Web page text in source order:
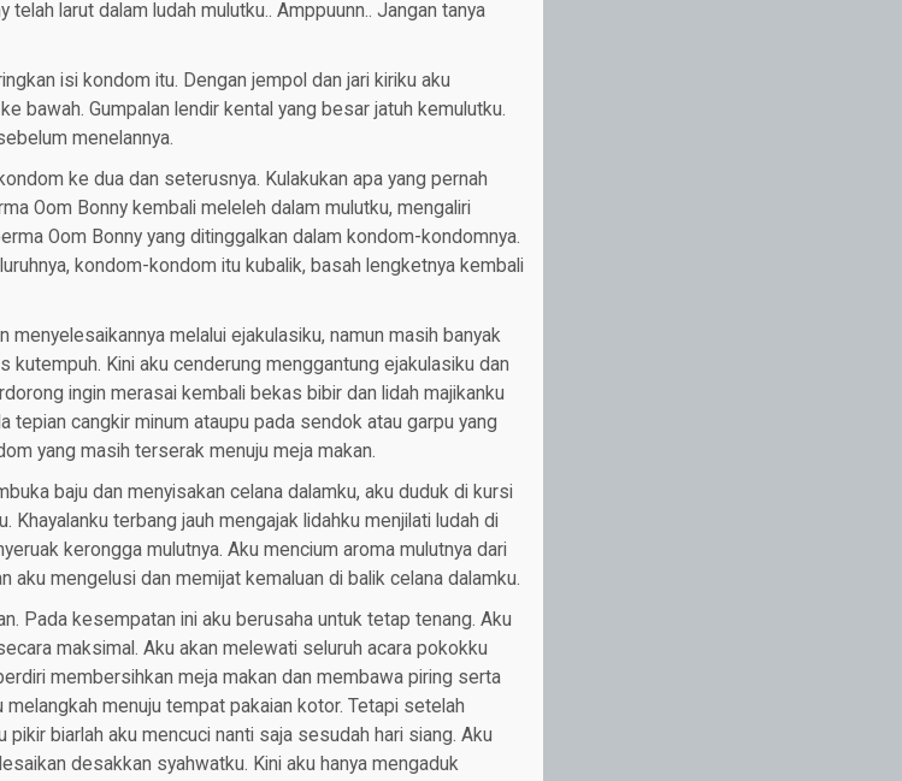
telah larut dalam ludah mulutku.. Amppuunn.. Jangan tanya
isi kondom itu. Dengan jempol dan jari kiriku aku
bawah. Gumpalan lendir kental yang besar jatuh kemulutku.
menelannya.
ke dua dan seterusnya. Kulakukan apa yang pernah
Oom Bonny kembali meleleh dalam mulutku, mengaliri
Oom Bonny yang ditinggalkan dalam kondom-kondomnya.
kondom-kondom itu kubalik, basah lengketnya kembali
menyelesaikannya melalui ejakulasiku, namun masih banyak
kutempuh. Kini aku cenderung menggantung ejakulasiku dan
ingin merasai kembali bekas bibir dan lidah majikanku
cangkir minum ataupu pada sendok atau garpu yang
yang masih terserak menuju meja makan.
baju dan menyisakan celana dalamku, aku duduk di kursi
Khayalanku terbang jauh mengajak lidahku menjilati ludah di
kerongga mulutnya. Aku mencium aroma mulutnya dari
aku mengelusi dan memijat kemaluan di balik celana dalamku.
Pada kesempatan ini aku berusaha untuk tetap tenang. Aku
maksimal. Aku akan melewati seluruh acara pokokku
membersihkan meja makan dan membawa piring serta
menuju tempat pakaian kotor. Tetapi setelah
biarlah aku mencuci nanti saja sesudah hari siang. Aku
desakkan syahwatku. Kini aku hanya mengaduk